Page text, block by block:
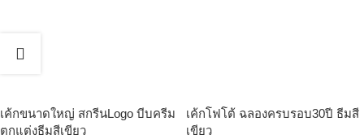
เค้กขนาดใหญ่ สกรีนLogo บีบครีม
ตกแต่งธีมสีเขียว
เค้กโฟโต้ ฉลองครบรอบ30ปี ธีมสี
เขียว